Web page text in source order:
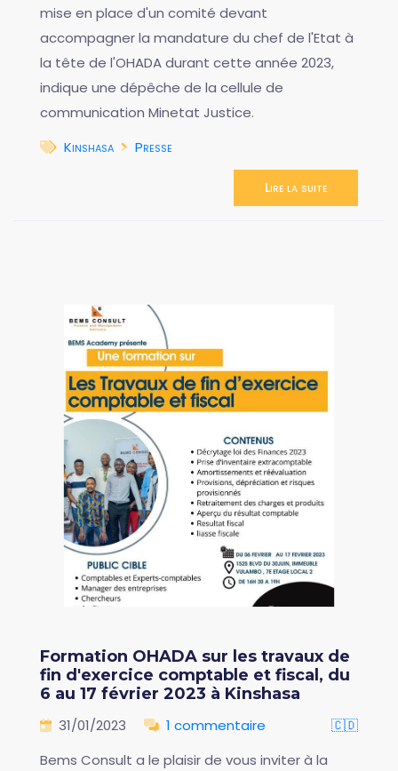
mise en place d'un comité devant
accompagner la mandature du chef de l'Etat à
la tête de l'OHADA durant cette année 2023,
indique une dépêche de la cellule de
communication Minetat Justice.
Kinshasa
Presse
Lire la suite
Formation OHADA sur les travaux de
fin d'exercice comptable et fiscal, du
6 au 17 février 2023 à Kinshasa
31/01/2023 1 commentaire
🇨🇩
Bems Consult a le plaisir de vous inviter à la